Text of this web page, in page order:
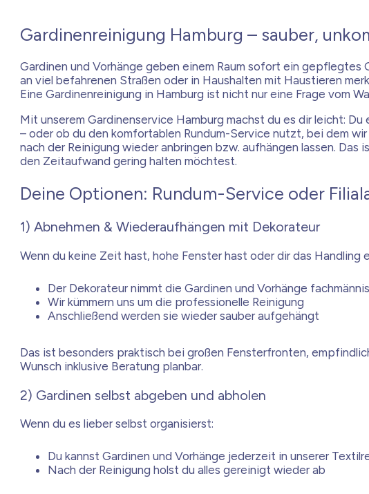
Gardinenreinigung Hamburg – sauber,
Gardinen und Vorhänge geben einem Raum sofort ein gepflegtes
an viel befahrenen Straßen oder in Haushalten mit Haustieren
Eine Gardinenreinigung in Hamburg ist nicht nur eine Frage vom
Mit unserem Gardinenservice Hamburg machst du es dir leicht:
– oder ob du den komfortablen Rundum-Service nutzt, bei dem
nach der Reinigung wieder anbringen bzw. aufhängen lassen.
den Zeitaufwand gering halten möchtest.
Deine Optionen: Rundum-Service oder
1) Abnehmen & Wiederaufhängen mit Dekorateur
Wenn du keine Zeit hast, hohe Fenster hast oder dir das Handling
Der Dekorateur nimmt die Gardinen und Vorhänge
Wir kümmern uns um die professionelle Reinigung
Anschließend werden sie wieder sauber aufgehängt
Das ist besonders praktisch bei großen Fensterfronten,
Wunsch inklusive Beratung planbar.
2) Gardinen selbst abgeben und abholen
Wenn du es lieber selbst organisierst:
Du kannst Gardinen und Vorhänge jederzeit in unserer
Nach der Reinigung holst du alles gereinigt wieder ab